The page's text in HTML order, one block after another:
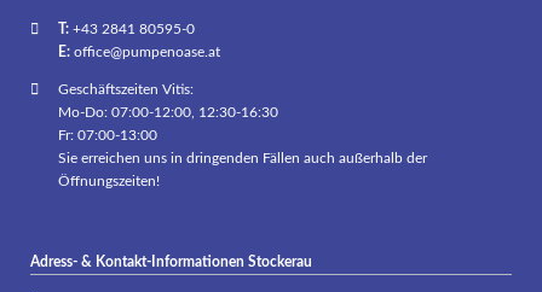
T:+43 2841 80595-0
E: office@pumpenoase.at
Geschäftszeiten Vitis:
Mo-Do: 07:00-12:00, 12:30-16:30
Fr: 07:00-13:00
Sie erreichen uns in dringenden Fällen auch außerhalb der
Öffnungszeiten!
Adress- & Kontakt-Informationen Stockerau